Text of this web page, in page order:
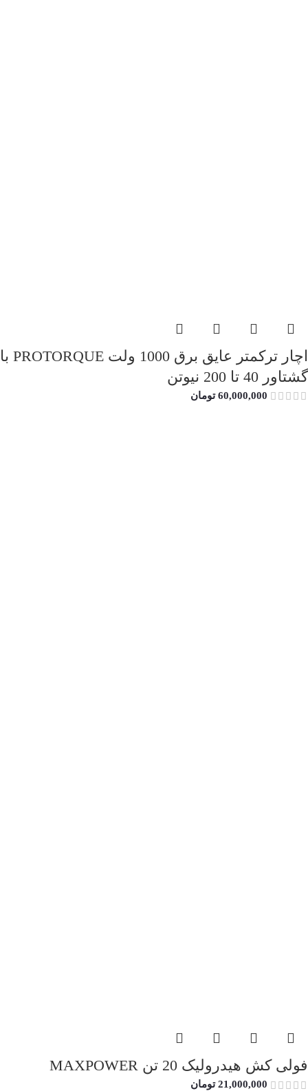
اچار ترکمتر عایق برق 1000 ولت PROTORQUE با
گشتاور 40 تا 200 نیوتن
60,000,000 تومان
فولی کش هیدرولیک 20 تن MAXPOWER
21,000,000 تومان